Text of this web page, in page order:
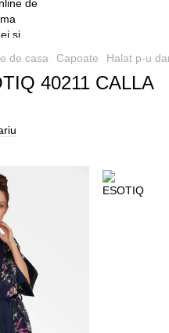
de casa Capoate Halat p-u
40211 CALLA